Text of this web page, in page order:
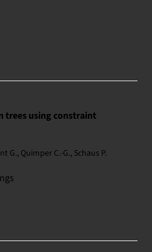
trees using constraint
G., Quimper C.-G., Schaus P.